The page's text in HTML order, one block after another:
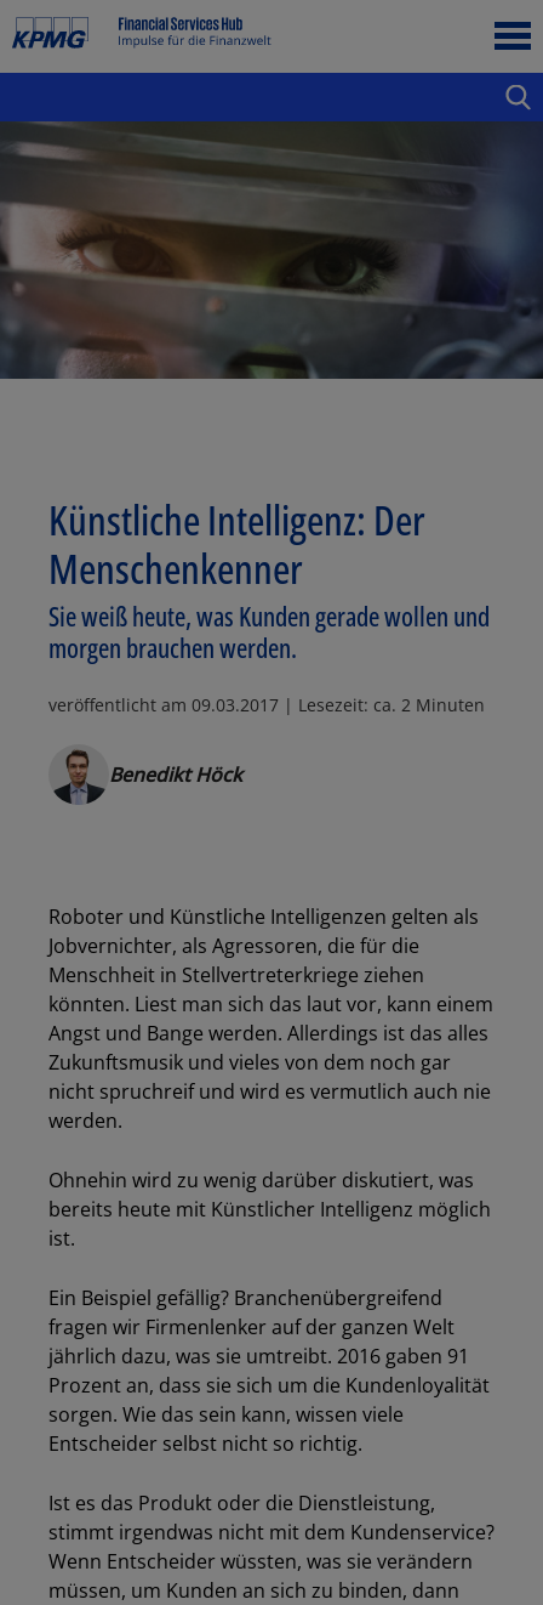
Künstliche Intelligenz: Der
Menschenkenner
Sie weiß heute, was Kunden gerade wollen und
morgen brauchen werden.
veröffentlicht am 09.03.2017 | Lesezeit: ca. 2 Minuten
Benedikt Höck
Roboter und Künstliche Intelligenzen gelten als
Jobvernichter, als Agressoren, die für die
Menschheit in Stellvertreterkriege ziehen
könnten. Liest man sich das laut vor, kann einem
Angst und Bange werden. Allerdings ist das alles
Zukunftsmusik und vieles von dem noch gar
nicht spruchreif und wird es vermutlich auch nie
werden.
Ohnehin wird zu wenig darüber diskutiert, was
bereits heute mit Künstlicher Intelligenz möglich
ist.
Ein Beispiel gefällig? Branchenübergreifend
fragen wir Firmenlenker auf der ganzen Welt
jährlich dazu, was sie umtreibt. 2016 gaben 91
Prozent an, dass sie sich um die Kundenloyalität
sorgen. Wie das sein kann, wissen viele
Entscheider selbst nicht so richtig.
Ist es das Produkt oder die Dienstleistung,
stimmt irgendwas nicht mit dem Kundenservice?
Wenn Entscheider wüssten, was sie verändern
müssen, um Kunden an sich zu binden, dann